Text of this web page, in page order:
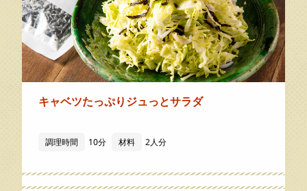
キャベツたっぷりジュっとサラダ
調理時間 10分 材料 2人分